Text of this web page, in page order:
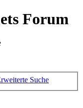
Forum
Suche